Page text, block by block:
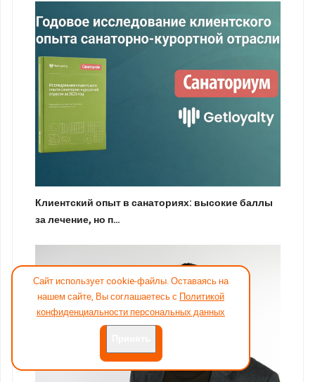
Клиентский опыт в санаториях: высокие баллы
за лечение, но п…
Сайт использует cookie-файлы. Оставаясь на
нашем сайте, Вы соглашаетесь с Политикой
конфиденциальности персональных данных